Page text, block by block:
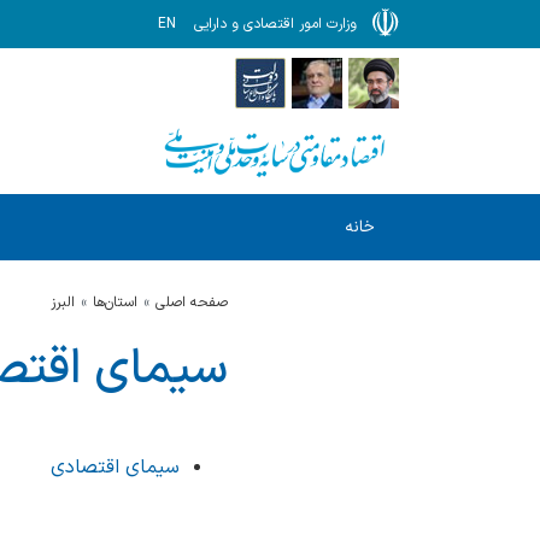
وزارت امور اقتصادی و دارایی EN
خانه
صفحه اصلی استان‌ها البرز
سیمای
سیمای اقتصادی